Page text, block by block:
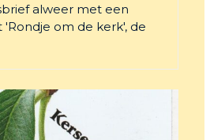
alweer met een
om de kerk', de